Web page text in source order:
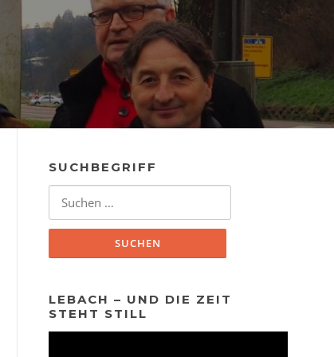
SUCHBEGRIFF
Suchen
LEBACH – UND DIE ZEIT
STEHT STILL